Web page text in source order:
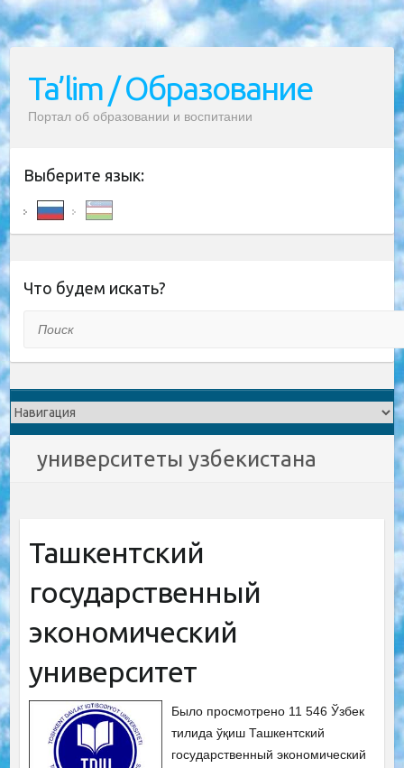
Ta’lim / Образование
Портал об образовании и воспитании
Выберите язык:
Что будем искать?
университеты узбекистана
Ташкентский
государственный
экономический
университет
Было просмотрено 11 546 Ўзбек
тилида ўқиш Ташкентский
государственный экономический